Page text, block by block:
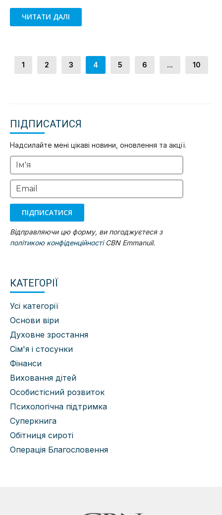
ЧИТАТИ ДАЛІ
1 2 3 4 5 6 ... 10
ПІДПИСАТИСЯ
Надсилайте мені цікаві новини, оновлення та акції.
Ім'я
Email
ПІДПИСАТИСЯ
Відправляючи цю форму, ви погоджуєтеся з
політикою конфіденційностіCBN Emmanuil.
КАТЕГОРІЇ
Усі категорії
Основи віри
Духовне зростання
Сім'я і стосунки
Фінанси
Виховання дітей
Особистісний розвиток
Психологічна підтримка
Суперкнига
Обітниця сироті
Операція Благословення